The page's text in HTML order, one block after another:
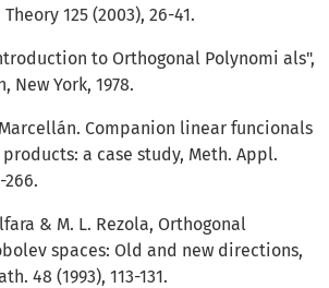
125 (2003), 26-41.
to Orthogonal Polynomi­ als",
New York, 1978.
Companion linear funcionals
a case study, Meth. Appl.
266.
& M. L. Rezola, Orthogonal
spaces: Old and new directions,
48 (1993), 113-131.